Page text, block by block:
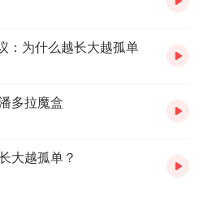
：为什么越长大越孤单
多拉魔盒
大越孤单？